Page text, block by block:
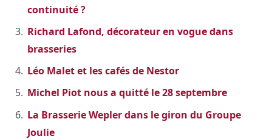
continuité ?
Richard Lafond, décorateur en vogue dans
brasseries
Léo Malet et les cafés de Nestor
Michel Piot nous a quitté le 28 septembre
La Brasserie Wepler dans le giron du Groupe
Joulie